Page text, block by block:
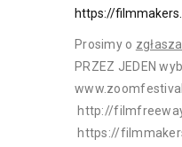
https://
Prosimy o
PRZEZ JEDEN
http://
https://